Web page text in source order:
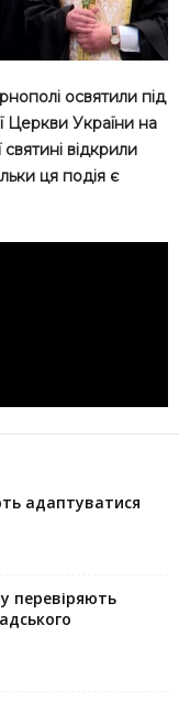
освятили під
Церкви України на
відкрили
ця подія є
адаптуватися
перевіряють